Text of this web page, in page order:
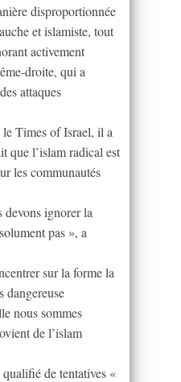
disproportionnée
et islamiste, tout
activement
droite, qui a
attaques
Times of Israel, il a
que l’islam radical est
les communautés
devons ignorer la
pas », a
sur la forme la
dangereuse
nous sommes
de l’islam
de tentatives «